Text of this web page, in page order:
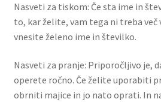
Nasveti za tiskom: Če sta ime in
to, kar želite, vam tega ni treba več
vnesite želeno ime in številko.
Nasveti za pranje: Priporočljivo je,
operete ročno. Če želite uporabiti
obrniti majice in jo nato oprati. In